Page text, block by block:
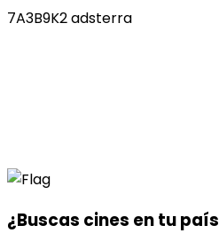
7A3B9K2 adsterra
¿Buscas cines entu país